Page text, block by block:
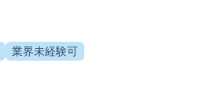
業界未経験可